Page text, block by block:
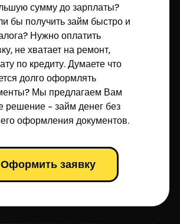
сумму до зарплаты?
бы получить займ быстро и
Нужно оплатить
не хватает на ремонт,
по кредиту. Думаете что
долго оформлять
Мы предлагаем Вам
решение - займ денег без
оформления документов.
Оформить заявку